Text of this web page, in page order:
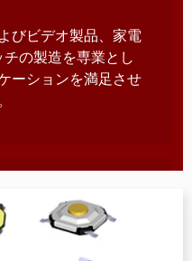
びビデオ製品、家電
の製造を専業とし
ーションを満足させ